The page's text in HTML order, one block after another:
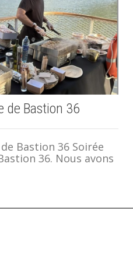
de Bastion 36
Bastion 36 Soirée
36. Nous avons